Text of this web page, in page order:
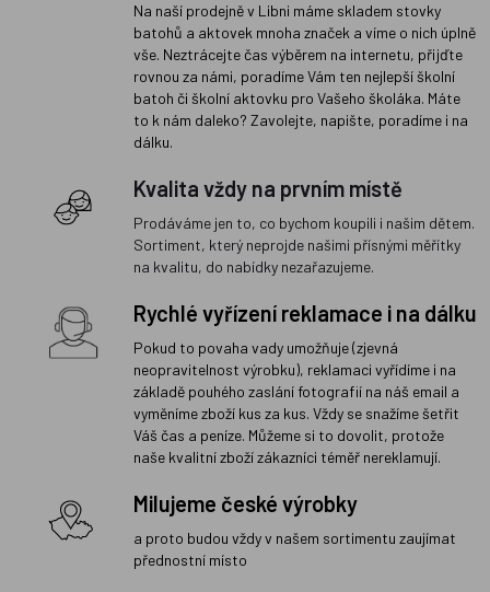
Na naší prodejně v Libni máme skladem stovky
batohů a aktovek mnoha značek a víme o nich úplně
vše. Neztrácejte čas výběrem na internetu, přijďte
rovnou za námi, poradíme Vám ten nejlepší školní
batoh či školní aktovku pro Vašeho školáka. Máte
to k nám daleko? Zavolejte, napište, poradíme i na
dálku.
Kvalita vždy na prvním místě
Prodáváme jen to, co bychom koupili i našim dětem.
Sortiment, který neprojde našimi přísnými měřítky
na kvalitu, do nabídky nezařazujeme.
Rychlé vyřízení reklamace i na dálku
Pokud to povaha vady umožňuje (zjevná
neopravitelnost výrobku), reklamaci vyřídíme i na
základě pouhého zaslání fotografií na náš email a
vyměníme zboží kus za kus. Vždy se snažíme šetřit
Váš čas a peníze. Můžeme si to dovolit, protože
naše kvalitní zboží zákazníci téměř nereklamují.
Milujeme české výrobky
a proto budou vždy v našem sortimentu zaujímat
přednostní místo